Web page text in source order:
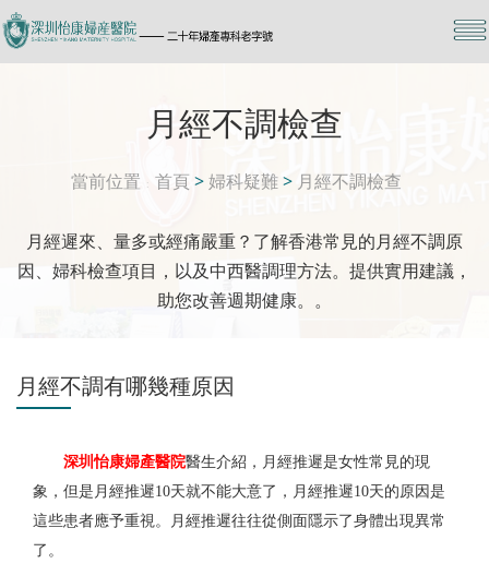
月經不調檢查
當前位置 首頁 >婦科疑難> 月經不調檢查
月經遲來、量多或經痛嚴重？了解香港常見的月經不調原
因、婦科檢查項目，以及中西醫調理方法。提供實用建議，
助您改善週期健康。。
月經不調有哪幾種原因
深圳怡康婦產醫院醫生介紹，月經推遲是女性常見的現
象，但是月經推遲10天就不能大意了，月經推遲10天的原因是
這些患者應予重視。月經推遲往往從側面隱示了身體出現異常
了。